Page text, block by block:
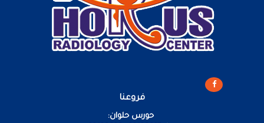
فروعنا
حورس حلوان: